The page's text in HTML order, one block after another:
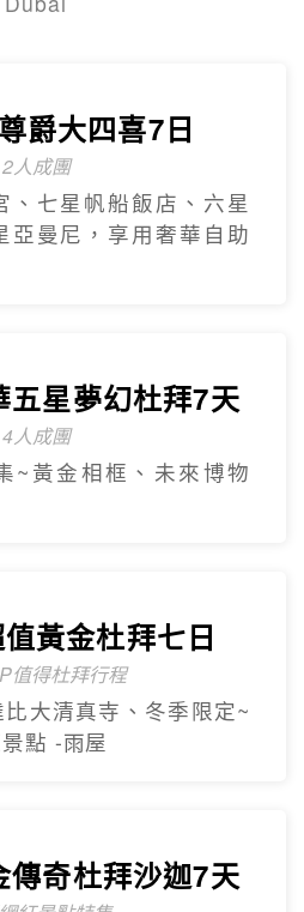
爵大四喜7日
2人成團
、七星帆船飯店、六星
亞曼尼，享用奢華自助
五星夢幻杜拜7天
4人成團
~黃金相框、未來博物
值黃金杜拜七日
值得杜拜行程
大清真寺、冬季限定~
點 -⾬屋
傳奇杜拜沙迦7天